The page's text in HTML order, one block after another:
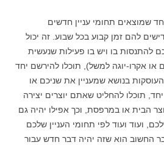
שמוצאים תחומי עניין חדשים
להם זמן קבוע בכל שבוע. זה יכול
להתנסות בו ויש בו פעילות שנעשית
או אקרו-יוגה למשל), תוכלו להירשם יחד
בנושא שמעניין את שניכם או
תוכלו להחליט שאתם יוצרים יצירה
הבית או במרפסת, וכך אפילו יהיה גם
ועוד ועוד לפי תחומי העניין שלכם
החשוב הוא שזה יהיה דבר חדש עבור